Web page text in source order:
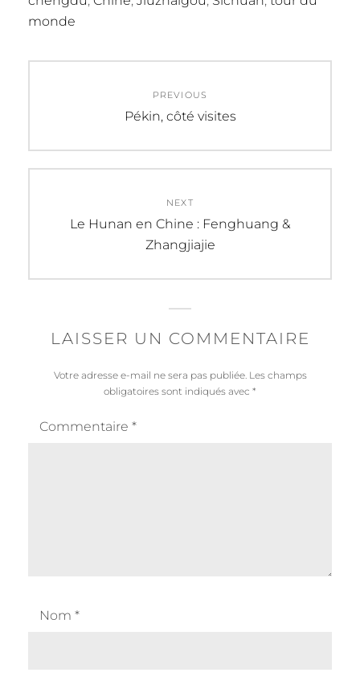
monde
l’article
PREVIOUS
Previous
Pékin, côté visites
NEXT
Next
Le Hunan en Chine : Fenghuang &
Zhangjiajie
LAISSER UN COMMENTAIRE
Votre adresse e-mail ne sera pas publiée. Les champs
obligatoires sont indiqués avec *
Commentaire *
Nom *